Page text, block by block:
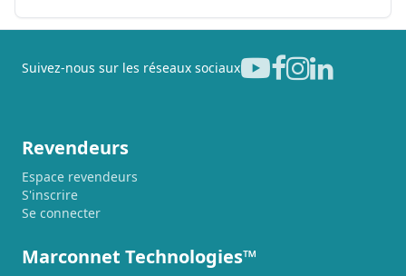
Suivez-nous sur les réseaux sociaux
Revendeurs
Espace revendeurs
S'inscrire
Se connecter
Marconnet Technologies™